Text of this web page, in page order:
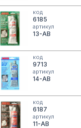
код
6185
артикул
13-AB
код
9713
артикул
14-AB
код
6187
артикул
11-AB